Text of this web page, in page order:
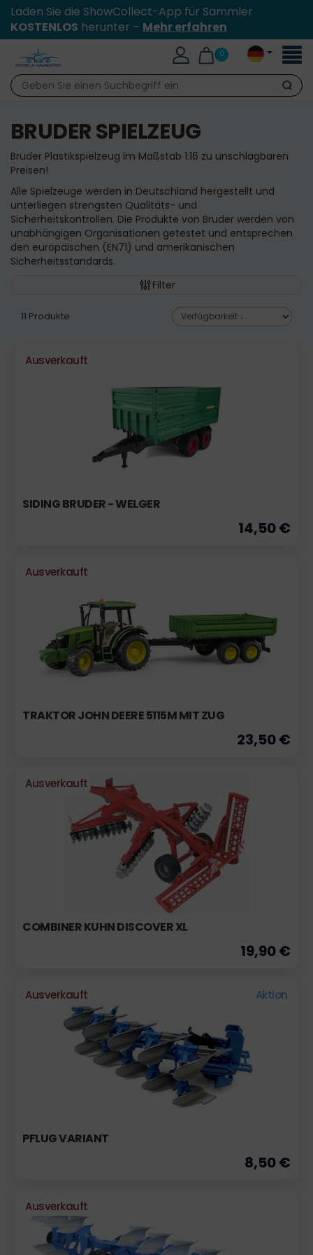
Laden Sie die ShowCollect-App für Sammler
KOSTENLOS herunter – Mehr erfahren
0
Suche
BRUDER SPIELZEUG
Bruder Plastikspielzeug im Maßstab 1:16 zu unschlagbaren
Preisen!
Alle Spielzeuge werden in Deutschland hergestellt und
unterliegen strengsten Qualitäts- und
Sicherheitskontrollen. Die Produkte von Bruder werden von
unabhängigen Organisationen getestet und entsprechen
den europäischen (EN71) und amerikanischen
Sicherheitsstandards.
Filter
11 Produkte
Ausverkauft
SIDING BRUDER - WELGER
14,50 €
Ausverkauft
TRAKTOR JOHN DEERE 5115M MIT ZUG
23,50 €
Ausverkauft
COMBINER KUHN DISCOVER XL
19,90 €
Ausverkauft Aktion
PFLUG VARIANT
8,50 €
Ausverkauft